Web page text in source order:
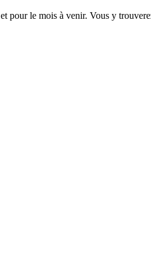
pour le mois à venir. Vous y